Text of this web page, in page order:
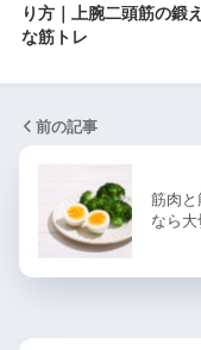
り方｜上腕二頭筋の鍛
な筋トレ
前の記事
筋肉と
なら